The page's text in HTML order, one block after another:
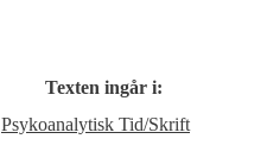
Texten ingår i:
Psykoanalytisk Tid/Skrift